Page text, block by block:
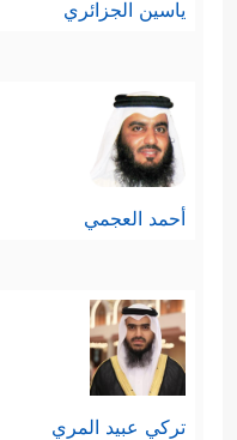
ياسين الجزائري
أحمد العجمي
تركي عبيد المري